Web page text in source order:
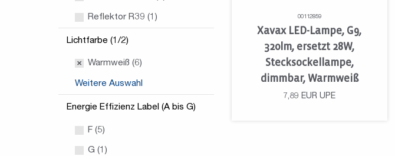
Reflektor R39 (1)
Lichtfarbe (1/2)
Warmweiß (6)
Weitere Auswahl
Energie Effizienz Label (A bis G)
F (5)
G (1)
00112859
Xavax LED-Lampe, G9,
320lm, ersetzt 28W,
Stecksockellampe,
dimmbar, Warmweiß
7,89 EUR UPE